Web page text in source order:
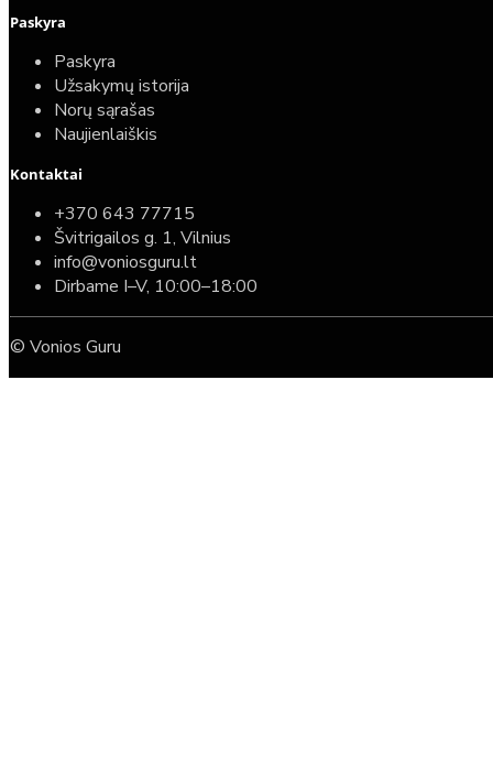
Paskyra
Paskyra
Užsakymų istorija
Norų sąrašas
Naujienlaiškis
Kontaktai
+370 643 77715
Švitrigailos g. 1, Vilnius
info@voniosguru.lt
Dirbame I–V, 10:00–18:00
© Vonios Guru